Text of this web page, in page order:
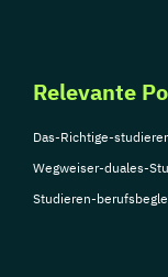
Relevante
Das-Richtige-
Wegweiser-duales-
Studieren-